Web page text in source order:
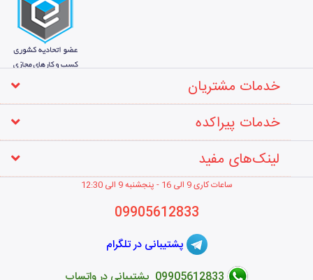
خدمات مشتریان
خدمات پیراکده
لینک‌های مفید
ساعات کاری 9 الی 16 - پنجشنبه 9 الی 12 :30
09905612833
پشتیبانی در تلگرام
09905612833 پشتیبانی در واتساپ